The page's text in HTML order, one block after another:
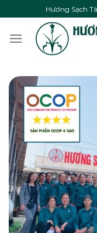
to
content
Hương Sạch